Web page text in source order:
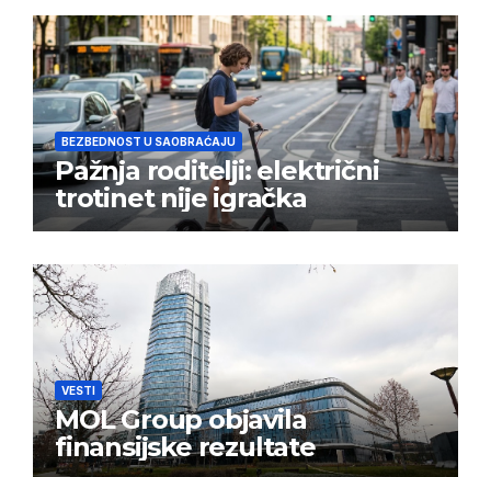
BEZBEDNOST U SAOBRAĆAJU
Pažnja roditelji: električni
trotinet nije igračka
VESTI
MOL Group objavila
finansijske rezultate